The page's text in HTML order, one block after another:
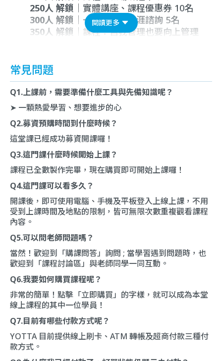
250人 解鎖 ｜實體講座、課程優惠券 10名
300人 解鎖 ｜一對一線上職涯諮詢 5名
350人 解鎖 ｜課程：自我管理也要向上管理
閱讀更多
常見問題
Q1.上課前，需要準備什麼工具與先備知識呢？
➤ 一顆熱愛學習、想要進步的心
Q2.募資預購時間到什麼時候？
這堂課已經成功募資開課囉！
Q3.這門課什麼時候開始上課？
課程已全數製作完畢，現在購買即可開始上課囉！
Q4.這門課可以看多久？
開課後，即可使用電腦、手機及平板登入上線上課，不用
受到上課時間及地點的限制，皆可無限次數重複觀看課程
內容。
Q5.可以問老師問題嗎？
當然！歡迎到「購課問答」詢問 ; 當學習遇到問題時，也
歡迎到「課程討論區」與老師同學一同互動。
Q6.我要如何購買課程呢？
非常的簡單！點擊「立即購買」的字樣，就可以成為本堂
線上課程的其中一位學員！
Q7.目前有哪些付款方式呢？
YOTTA 目前提供線上刷卡、ATM 轉帳及超商付款三種付
款方式。